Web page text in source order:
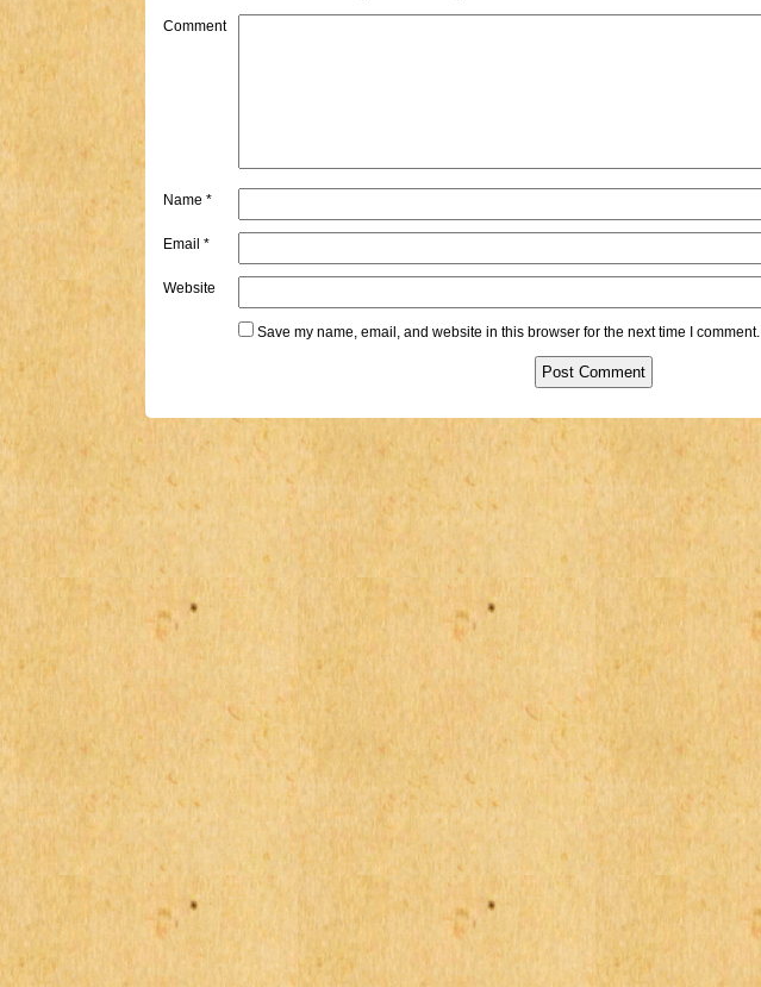
Comment
Name *
Email *
Website
Save my name, email, and website in this browser for the next time I comment.